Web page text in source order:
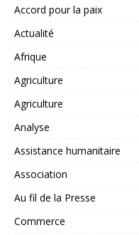
Accord pour la paix
Actualité
Afrique
Agriculture
Agriculture
Analyse
Assistance humanitaire
Association
Au fil de la Presse
Commerce